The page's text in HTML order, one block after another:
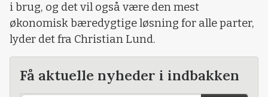
i brug, og det vil også være den mest
økonomisk bæredygtige løsning for alle parter,
lyder det fra Christian Lund.
Få aktuelle nyheder i indbakken